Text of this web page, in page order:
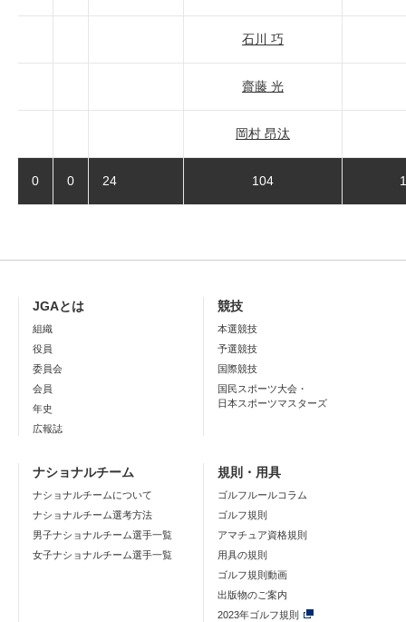
石川 巧
齋藤 光
岡村 昂汰
0 0 24 104
JGAとは
組織
役員
委員会
会員
年史
広報誌
競技
本選競技
予選競技
国際競技
国民スポーツ大会・
日本スポーツマスターズ
ナショナルチーム
ナショナルチームについて
ナショナルチーム選考方法
男子ナショナルチーム選手一覧
女子ナショナルチーム選手一覧
規則・用具
ゴルフルールコラム
ゴルフ規則
アマチュア資格規則
用具の規則
ゴルフ規則動画
出版物のご案内
2023年ゴルフ規則